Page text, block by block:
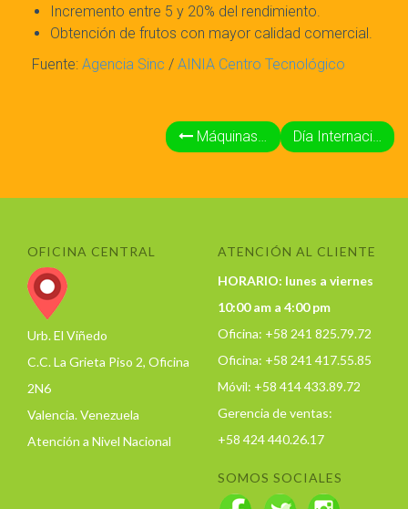
Incremento entre 5 y 20% del rendimiento.
Obtención de frutos con mayor calidad comercial.
Fuente: Agencia Sinc / AINIA Centro Tecnológico
Máquinas de reciclaje en Pekín Día Internacional Libre de Bolsas de Plástico
OFICINA CENTRAL
Urb. El Viñedo
C.C. La Grieta Piso 2, Oficina
2N6
Valencia. Venezuela
Atención a Nivel Nacional
ATENCIÓN AL CLIENTE
HORARIO: lunes a viernes
10:00 am a 4:00 pm
Oficina: +58 241 825.79.72
Oficina: +58 241 417.55.85
Móvil: +58 414 433.89.72
Gerencia de ventas:
+58 424 440.26.17
SOMOS SOCIALES